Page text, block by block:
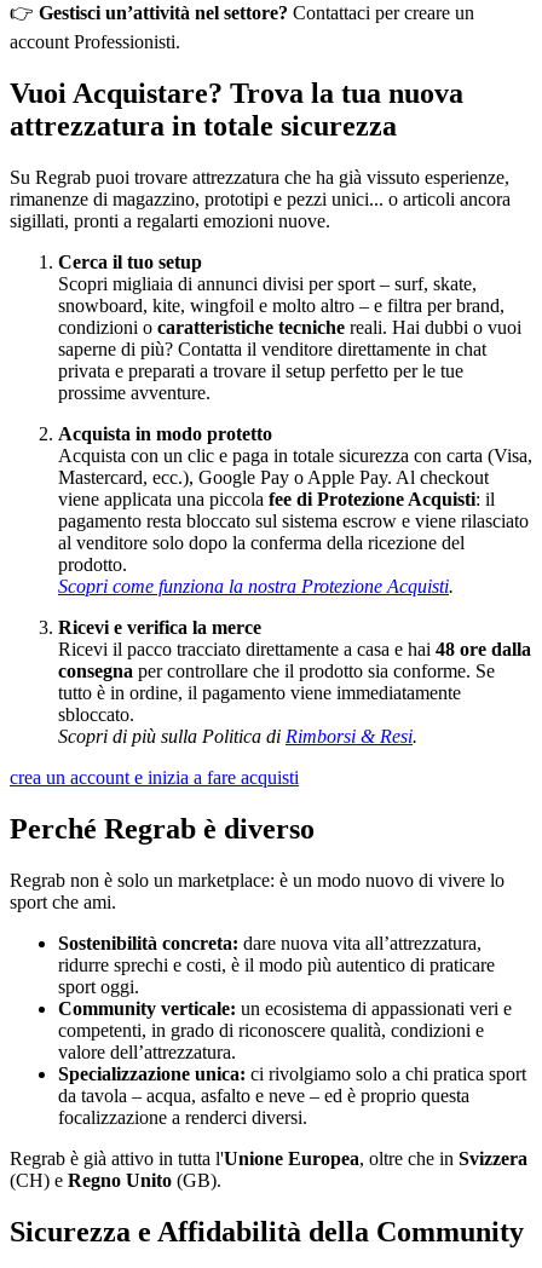
👉 Gestisci un’attività nel settore? Contattaci per creare un
account Professionisti.
Vuoi Acquistare? Trova la tua nuova
attrezzatura in totale sicurezza
Su Regrab puoi trovare attrezzatura che ha già vissuto esperienze,
rimanenze di magazzino, prototipi e pezzi unici... o articoli ancora
sigillati, pronti a regalarti emozioni nuove.
Cerca il tuo setup
Scopri migliaia di annunci divisi per sport – surf, skate,
snowboard, kite, wingfoil e molto altro – e filtra per brand,
condizioni o caratteristiche tecniche reali. Hai dubbi o vuoi
saperne di più? Contatta il venditore direttamente in chat
privata e preparati a trovare il setup perfetto per le tue
prossime avventure.
Acquista in modo protetto
Acquista con un clic e paga in totale sicurezza con carta (Visa,
Mastercard, ecc.), Google Pay o Apple Pay. Al checkout
viene applicata una piccola fee di Protezione Acquisti: il
pagamento resta bloccato sul sistema escrow e viene rilasciato
al venditore solo dopo la conferma della ricezione del
prodotto.
Scopri come funziona la nostra Protezione Acquisti.
Ricevi e verifica la merce
Ricevi il pacco tracciato direttamente a casa e hai 48 ore dalla
consegna per controllare che il prodotto sia conforme. Se
tutto è in ordine, il pagamento viene immediatamente
sbloccato.
Scopri di più sulla Politica di Rimborsi & Resi.
crea un account e inizia a fare acquisti
Perché Regrab è diverso
Regrab non è solo un marketplace: è un modo nuovo di vivere lo
sport che ami.
Sostenibilità concreta: dare nuova vita all’attrezzatura,
ridurre sprechi e costi, è il modo più autentico di praticare
sport oggi.
Community verticale: un ecosistema di appassionati veri e
competenti, in grado di riconoscere qualità, condizioni e
valore dell’attrezzatura.
Specializzazione unica: ci rivolgiamo solo a chi pratica sport
da tavola – acqua, asfalto e neve – ed è proprio questa
focalizzazione a renderci diversi.
Regrab è già attivo in tutta l'Unione Europea, oltre che in Svizzera
(CH) e Regno Unito (GB).
Sicurezza e Affidabilità della Community